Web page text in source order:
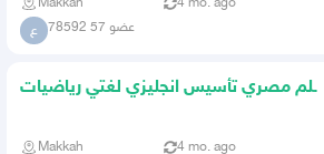
Makkah 4 mo. ago
ع عضو 57 78592
معلم مصري تأسيس انجليزي لغتي رياضيات
Makkah 4 mo. ago